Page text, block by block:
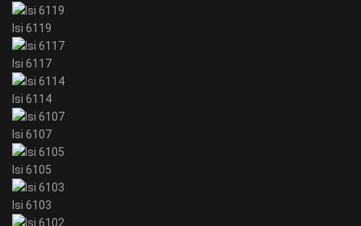
Isi 6119
Isi 6117
Isi 6114
Isi 6107
Isi 6105
Isi 6103